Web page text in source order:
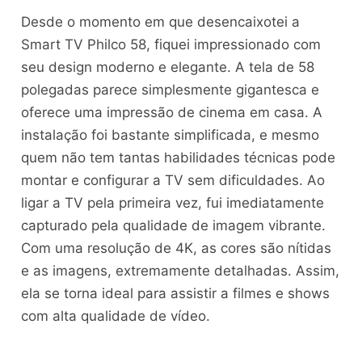
Desde o momento em que desencaixotei a
Smart TV Philco 58, fiquei impressionado com
seu design moderno e elegante. A tela de 58
polegadas parece simplesmente gigantesca e
oferece uma impressão de cinema em casa. A
instalação foi bastante simplificada, e mesmo
quem não tem tantas habilidades técnicas pode
montar e configurar a TV sem dificuldades. Ao
ligar a TV pela primeira vez, fui imediatamente
capturado pela qualidade de imagem vibrante.
Com uma resolução de 4K, as cores são nítidas
e as imagens, extremamente detalhadas. Assim,
ela se torna ideal para assistir a filmes e shows
com alta qualidade de vídeo.